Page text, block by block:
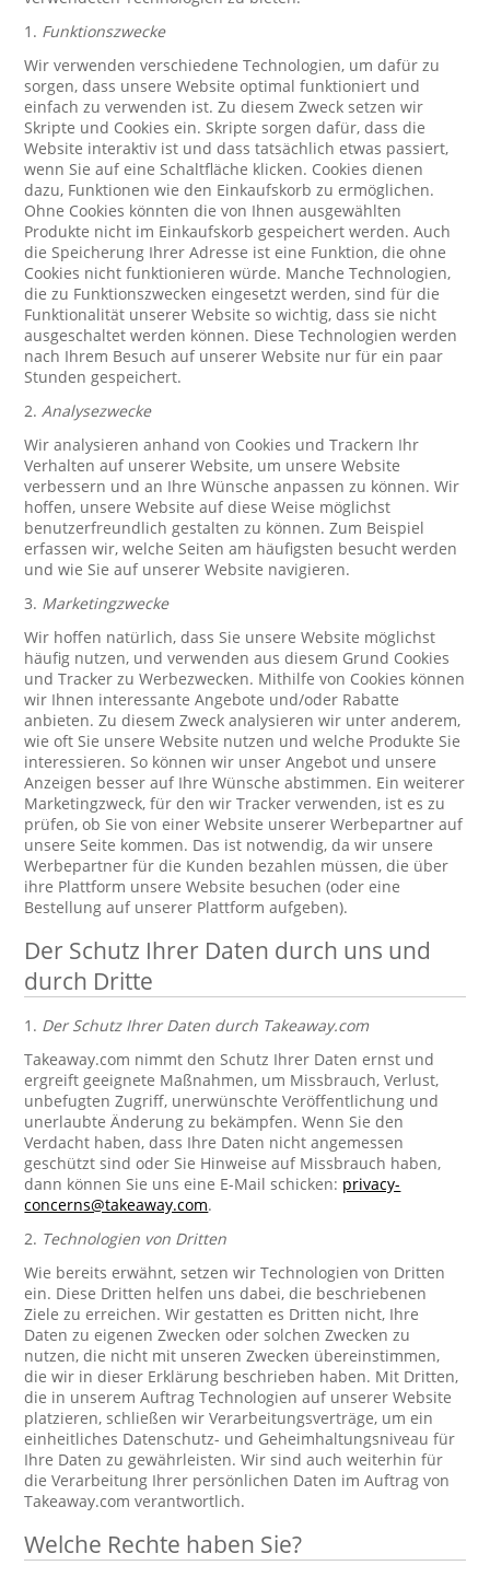
1. Funktionszwecke
Wir verwenden verschiedene Technologien, um dafür zu
sorgen, dass unsere Website optimal funktioniert und
einfach zu verwenden ist. Zu diesem Zweck setzen wir
Skripte und Cookies ein. Skripte sorgen dafür, dass die
Website interaktiv ist und dass tatsächlich etwas passiert,
wenn Sie auf eine Schaltfläche klicken. Cookies dienen
dazu, Funktionen wie den Einkaufskorb zu ermöglichen.
Ohne Cookies könnten die von Ihnen ausgewählten
Produkte nicht im Einkaufskorb gespeichert werden. Auch
die Speicherung Ihrer Adresse ist eine Funktion, die ohne
Cookies nicht funktionieren würde. Manche Technologien,
die zu Funktionszwecken eingesetzt werden, sind für die
Funktionalität unserer Website so wichtig, dass sie nicht
ausgeschaltet werden können. Diese Technologien werden
nach Ihrem Besuch auf unserer Website nur für ein paar
Stunden gespeichert.
2.Analysezwecke
Wir analysieren anhand von Cookies und Trackern Ihr
Verhalten auf unserer Website, um unsere Website
verbessern und an Ihre Wünsche anpassen zu können. Wir
hoffen, unsere Website auf diese Weise möglichst
benutzerfreundlich gestalten zu können. Zum Beispiel
erfassen wir, welche Seiten am häufigsten besucht werden
und wie Sie auf unserer Website navigieren.
3. Marketingzwecke
Wir hoffen natürlich, dass Sie unsere Website möglichst
häufig nutzen, und verwenden aus diesem Grund Cookies
und Tracker zu Werbezwecken. Mithilfe von Cookies können
wir Ihnen interessante Angebote und/oder Rabatte
anbieten. Zu diesem Zweck analysieren wir unter anderem,
wie oft Sie unsere Website nutzen und welche Produkte Sie
interessieren. So können wir unser Angebot und unsere
Anzeigen besser auf Ihre Wünsche abstimmen. Ein weiterer
Marketingzweck, für den wir Tracker verwenden, ist es zu
prüfen, ob Sie von einer Website unserer Werbepartner auf
unsere Seite kommen. Das ist notwendig, da wir unsere
Werbepartner für die Kunden bezahlen müssen, die über
ihre Plattform unsere Website besuchen (oder eine
Bestellung auf unserer Plattform aufgeben).
Der Schutz Ihrer Daten durch uns und
durch Dritte
1. Der Schutz Ihrer Daten durch Takeaway.com
Takeaway.com nimmt den Schutz Ihrer Daten ernst und
ergreift geeignete Maßnahmen, um Missbrauch, Verlust,
unbefugten Zugriff, unerwünschte Veröffentlichung und
unerlaubte Änderung zu bekämpfen. Wenn Sie den
Verdacht haben, dass Ihre Daten nicht angemessen
geschützt sind oder Sie Hinweise auf Missbrauch haben,
dann können Sie uns eine E-Mail schicken: privacy-
concerns@takeaway.com.
2. Technologien von Dritten
Wie bereits erwähnt, setzen wir Technologien von Dritten
ein. Diese Dritten helfen uns dabei, die beschriebenen
Ziele zu erreichen. Wir gestatten es Dritten nicht, Ihre
Daten zu eigenen Zwecken oder solchen Zwecken zu
nutzen, die nicht mit unseren Zwecken übereinstimmen,
die wir in dieser Erklärung beschrieben haben. Mit Dritten,
die in unserem Auftrag Technologien auf unserer Website
platzieren, schließen wir Verarbeitungsverträge, um ein
einheitliches Datenschutz- und Geheimhaltungsniveau für
Ihre Daten zu gewährleisten. Wir sind auch weiterhin für
die Verarbeitung Ihrer persönlichen Daten im Auftrag von
Takeaway.com verantwortlich.
Welche Rechte haben Sie?